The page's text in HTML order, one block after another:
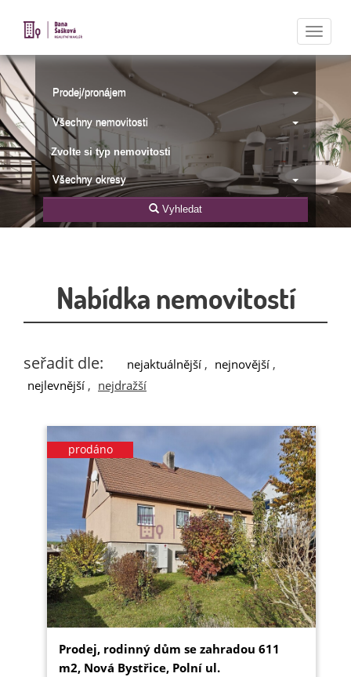
Prodej/pronájem
Všechny nemovitosti
Zvolte si typ nemovitosti
Všechny okresy
Vyhledat
Nabídka nemovitostí
seřadit dle: nejaktuálnější , nejnovější ,
nejlevnější , nejdražší
prodáno
Prodej, rodinný dům se zahradou 611
m2, Nová Bystřice, Polní ul.